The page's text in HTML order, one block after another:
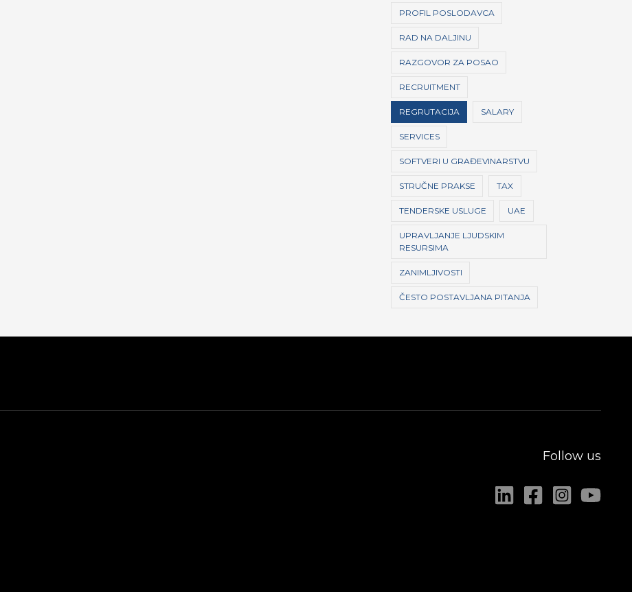
PROFIL POSLODAVCA
RAD NA DALJINU
RAZGOVOR ZA POSAO
RECRUITMENT
REGRUTACIJA SALARY
SERVICES
SOFTVERI U GRAĐEVINARSTVU
STRUČNE PRAKSE TAX
TENDERSKE USLUGE UAE
UPRAVLJANJE LJUDSKIM
RESURSIMA
ZANIMLJIVOSTI
ČESTO POSTAVLJANA PITANJA
Follow us